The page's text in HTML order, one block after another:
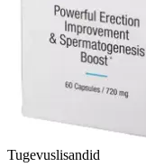
Tugevuslisandid